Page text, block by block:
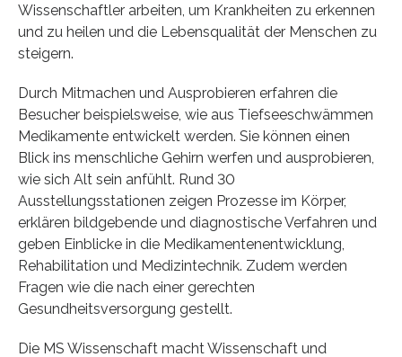
Wissenschaftler arbeiten, um Krankheiten zu erkennen
und zu heilen und die Lebensqualität der Menschen zu
steigern.
Durch Mitmachen und Ausprobieren erfahren die
Besucher beispielsweise, wie aus Tiefseeschwämmen
Medikamente entwickelt werden. Sie können einen
Blick ins menschliche Gehirn werfen und ausprobieren,
wie sich Alt sein anfühlt. Rund 30
Ausstellungsstationen zeigen Prozesse im Körper,
erklären bildgebende und diagnostische Verfahren und
geben Einblicke in die Medikamentenentwicklung,
Rehabilitation und Medizintechnik. Zudem werden
Fragen wie die nach einer gerechten
Gesundheitsversorgung gestellt.
Die MS Wissenschaft macht Wissenschaft und